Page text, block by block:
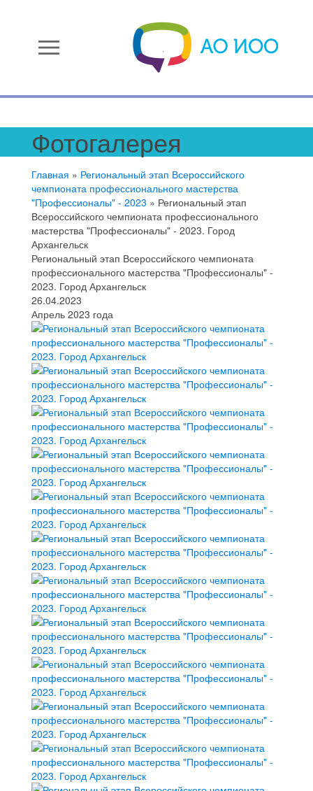
menu
Фотогалерея
Главная » Региональный этап Всероссийского
чемпионата профессионального мастерства
"Профессионалы" - 2023 » Региональный этап
Всероссийского чемпионата профессионального
мастерства "Профессионалы" - 2023. Город
Архангельск
Региональный этап Всероссийского чемпионата
профессионального мастерства "Профессионалы" -
2023. Город Архангельск
26.04.2023
Апрель 2023 года